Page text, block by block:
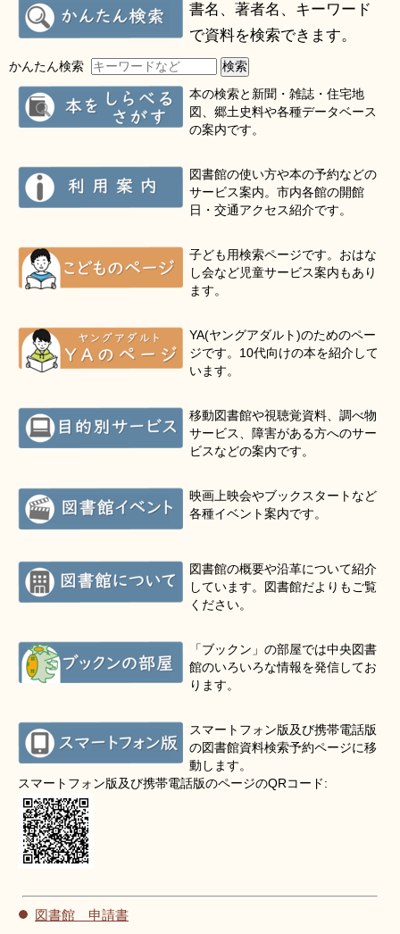
書名、著者名、キーワード
で資料を検索できます。
かんたん検索
本の検索と新聞・雑誌・住宅地
図、郷土史料や各種データベース
の案内です。
図書館の使い方や本の予約などの
サービス案内。市内各館の開館
日・交通アクセス紹介です。
子ども用検索ページです。おはな
し会など児童サービス案内もあり
ます。
YA(ヤングアダルト)のためのペー
ジです。10代向けの本を紹介して
います。
移動図書館や視聴覚資料、調べ物
サービス、障害がある方へのサー
ビスなどの案内です。
映画上映会やブックスタートなど
各種イベント案内です。
図書館の概要や沿革について紹介
しています。図書館だよりもご覧
ください。
「ブックン」の部屋では中央図書
館のいろいろな情報を発信してお
ります。
スマートフォン版及び携帯電話版
の図書館資料検索予約ページに移
動します。
スマートフォン版及び携帯電話版のページのQRコード:
図書館 申請書